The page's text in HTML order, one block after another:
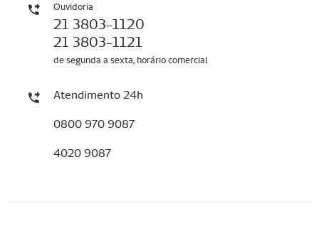
Ouvidoria
21 3803-1120
21 3803-1121
de segunda a sexta, horário comercial
Atendimento 24h
0800 970 9087
4020 9087